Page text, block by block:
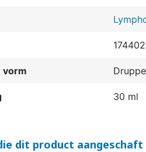
vorm
30 ml
dit product